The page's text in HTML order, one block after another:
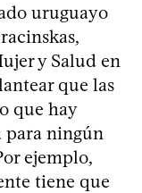
uruguayo
y Salud en
que las
que hay
para ningún
ejemplo,
tiene que